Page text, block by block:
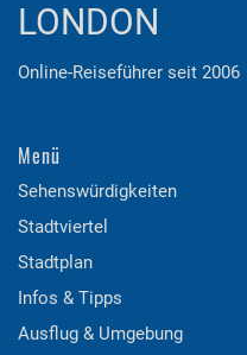
LONDON
Online-Reiseführer seit 2006
Menü
Sehenswürdigkeiten
Stadtviertel
Stadtplan
Infos & Tipps
Ausflug & Umgebung